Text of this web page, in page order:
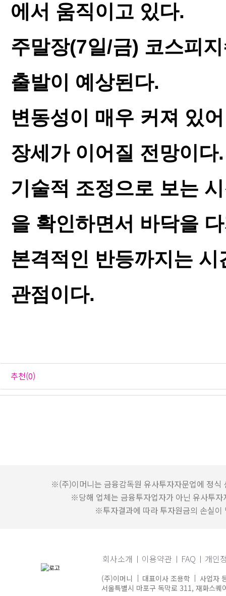
에서 움직이고 있다.
주말장(7일/금) 코스피
출발이 예상된다.
변동성이 매우 커져 있
장세가 이어질 전망이다.
기술적 조정으로 보는
을 확인하면서 바닥을
본격적인 반등까지는
관점이다.
추천(0)
※(주)이머니는 금융감독원 유사투자자문업에 정식
※당해 업체는 금융투자업자가 아닌 유사투
※투자결과에 따라 투자원금의 손실이
회사소개 이용약관 FAQ 개인
(주)이머니 대표이사 조용학
사업자
서울특별시 마포구 독막로 311, 재화스